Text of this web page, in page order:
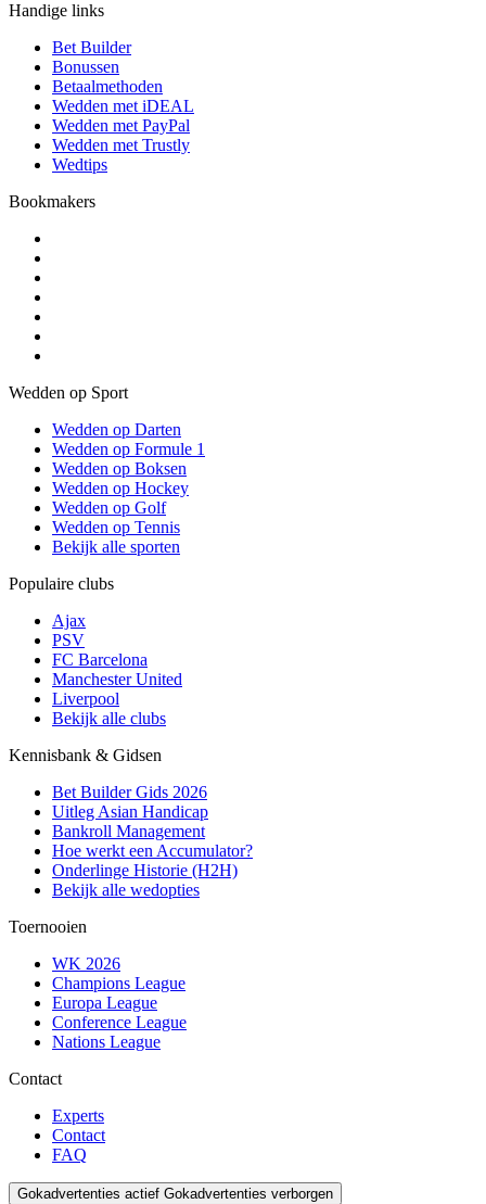
Handige links
Bet Builder
Bonussen
Betaalmethoden
Wedden met iDEAL
Wedden met PayPal
Wedden met Trustly
Wedtips
Bookmakers
Wedden op Sport
Wedden op Darten
Wedden op Formule 1
Wedden op Boksen
Wedden op Hockey
Wedden op Golf
Wedden op Tennis
Bekijk alle sporten
Populaire clubs
Ajax
PSV
FC Barcelona
Manchester United
Liverpool
Bekijk alle clubs
Kennisbank & Gidsen
Bet Builder Gids 2026
Uitleg Asian Handicap
Bankroll Management
Hoe werkt een Accumulator?
Onderlinge Historie (H2H)
Bekijk alle wedopties
Toernooien
WK 2026
Champions League
Europa League
Conference League
Nations League
Contact
Experts
Contact
FAQ
Gokadvertenties actief Gokadvertenties verborgen